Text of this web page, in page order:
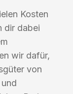
Kosten
dir dabei
wir dafür,
von